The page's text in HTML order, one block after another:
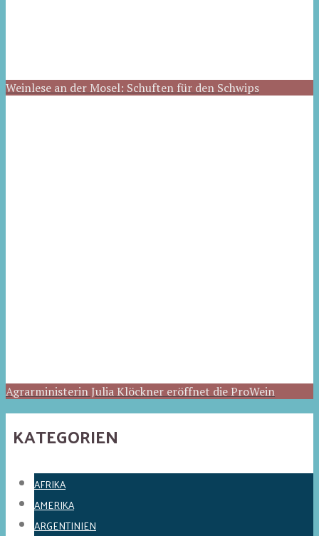
Weinlese an der Mosel: Schuften für den Schwips
Agrarministerin Julia Klöckner eröffnet die ProWein
KATEGORIEN
AFRIKA
AMERIKA
ARGENTINIEN